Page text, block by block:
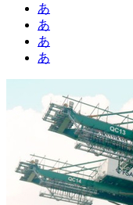
あ
あ
あ
あ